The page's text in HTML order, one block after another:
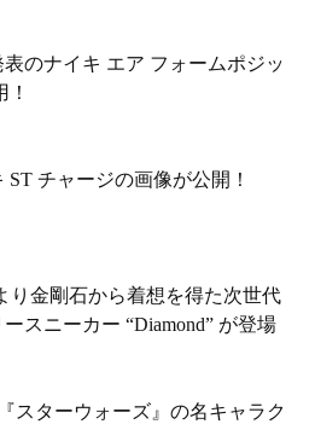
のナイキ エア フォームポジッ
！
ST チャージの画像が公開！
り金剛石から着想を得た次世代
スニーカー “Diamond” が登場
スターウォーズ』の名キャラク